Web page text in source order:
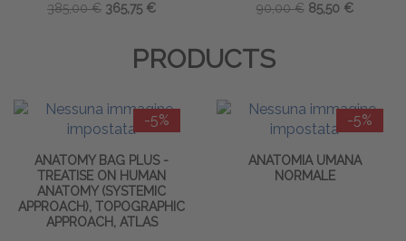
385,00 € 365,75 € 90,00 € 85,50 €
PRODUCTS
-5%
ANATOMY BAG PLUS -
TREATISE ON HUMAN
ANATOMY (SYSTEMIC
APPROACH), TOPOGRAPHIC
APPROACH, ATLAS
-5%
ANATOMIA UMANA
NORMALE